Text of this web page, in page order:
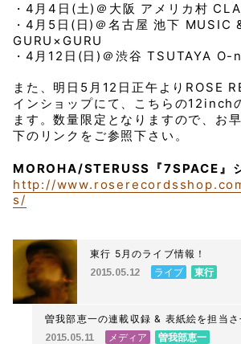
・ 4月4日(土)＠大阪 アメリカ村
・ 4月5日(日)＠名古屋 池下 MUSIC
GURU×GURU
・ 4月12日(日)＠渋谷 TSUTAYA O-
また、明日5月12日正午よりROSE
インショップにて、こちらの12inch
ます。数量限定となりますので、お
下のリンクをご参照下さい。
MOROHA/STERUSS『7SPACE』
http://
s/
東行 5月のライブ情報！
2015.05.12 ライブ 東行
曽我部恵一の連載収録 & 表紙絵を担当さ
いただいた『murmur magazine for
2015.05.11 メディア 曽我部恵一